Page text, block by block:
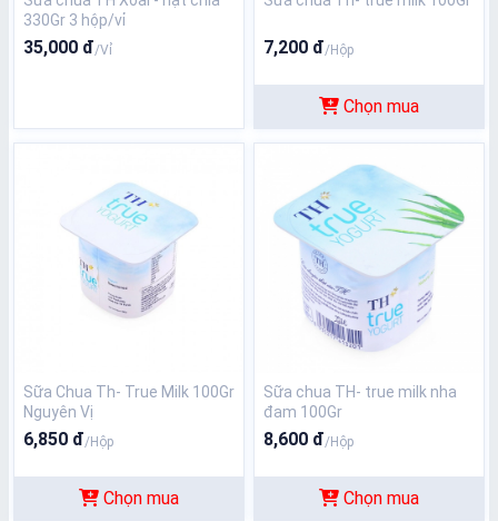
330Gr 3 hộp/vỉ
35,000 đ/Vỉ 7,200 đ/Hộp
Chọn mua
Sữa Chua Th- True Milk 100Gr
Nguyên Vị
6,850 đ/Hộp
Chọn mua
Sữa chua TH- true milk nha
đam 100Gr
8,600 đ/Hộp
Chọn mua